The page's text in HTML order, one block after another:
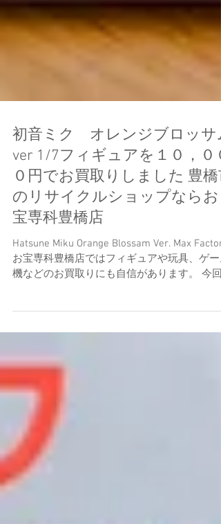
初音ミク オレンジブロッサ
ver 1/7フィギュアを１０，００
０円でお買取りしました 豊橋
のリサイクルショップならお
宝専科豊橋店
お宝専科豊橋店ではフィギュアや玩具、ゲー
円にてお買取りしました。...